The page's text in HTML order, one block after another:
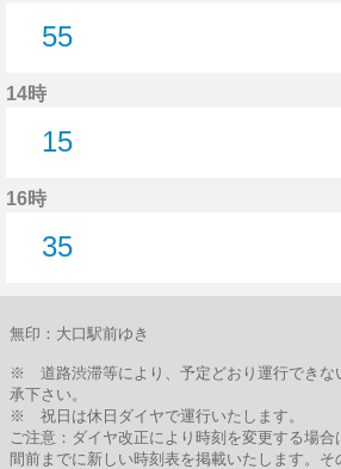
55
14時
15
16時
35
無印：大口駅前ゆき
※ 道路渋滞等により、予定どおり運行できな
承下さい。
※ 祝日は休日ダイヤで運行いたします。
ご注意：ダイヤ改正により時刻を変更する場合
間前までに新しい時刻表を掲載いたします。そ